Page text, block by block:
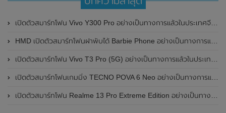
เปิดตัวสมาร์ทโฟน Vivo Y300 Pro อย่างเป็นทางการแล้วในประเทศจีน มาพร้อมดีไซน์พรีเมี่ยม ทนทาน และแบตเตอรี่สุดอึดขนาดใหญ่ 6,500mAh พร้อมรองรับการชาร์จไว 80W
HMD เปิดตัวสมาร์ทโฟนฝาพับได้ Barbie Phone อย่างเป็นทางการแล้ว มาพร้อมธีมสีชมพูสดใส
เปิดตัวสมาร์ทโฟน Vivo T3 Pro (5G) อย่างเป็นทางการแล้วในประเทศอินเดีย
เปิดตัวสมาร์ทโฟนเกมมิ่ง TECNO POVA 6 Neo อย่างเป็นทางการแล้วในประเทศไทย ในราคา 8,499 บาท
เปิดตัวสมาร์ทโฟน Realme 13 Pro Extreme Edition อย่างเป็นทางการแล้วในประเทศจีน